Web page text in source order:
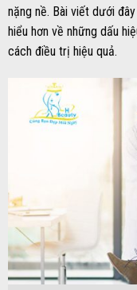
nặng nề. Bài viết dưới đây
hiểu hơn về những dấu
cách điều trị hiệu quả.